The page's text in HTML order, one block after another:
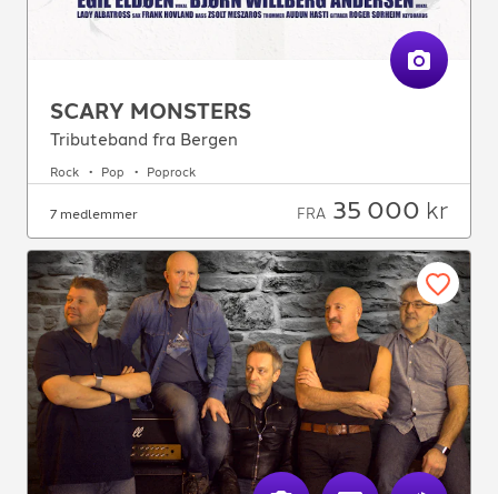
SCARY MONSTERS
Tributeband fra Bergen
Rock Pop Poprock
7 medlemmer FRA 35 000 kr